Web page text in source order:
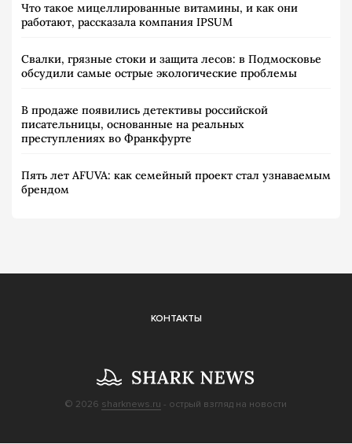
Что такое мицеллированные витамины, и как они
работают, рассказала компания IPSUM
Свалки, грязные стоки и защита лесов: в Подмосковье
обсудили самые острые экологические проблемы
В продаже появились детективы российской
писательницы, основанные на реальных
преступлениях во Франкфурте
Пять лет AFUVA: как семейный проект стал узнаваемым
брендом
КОНТАКТЫ
© 2026 sharknews.ru - острый взгляд на новости